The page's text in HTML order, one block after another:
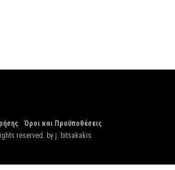
Όροι και Προϋποθέσεις
reserved. by j. bitsakakis